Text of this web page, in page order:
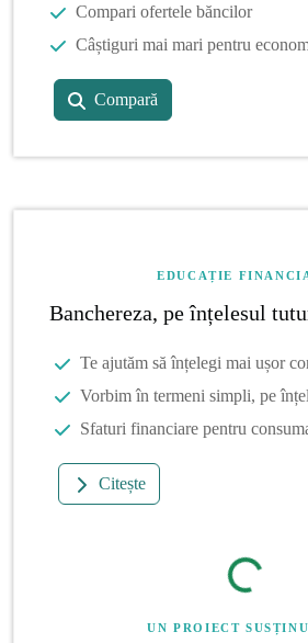
Compari ofertele băncilor
Câștiguri mai mari pentru
Compară
EDUCAȚIE
Banchereza, pe înțelesul
Te ajutăm să înțelegi mai ușor
Vorbim în termeni simpli, pe
Sfaturi financiare pentru
Citește
UN PROIECT